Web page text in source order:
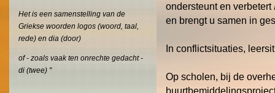
Het is een samenstelling van de
Griekse woorden logos (woord, taal,
rede) en dia (door)
of - zoals vaak ten onrechte gedacht -
di (twee) "
ondersteunt en verbetert
en brengt u samen in
In conflictsituaties,
Op scholen, bij de